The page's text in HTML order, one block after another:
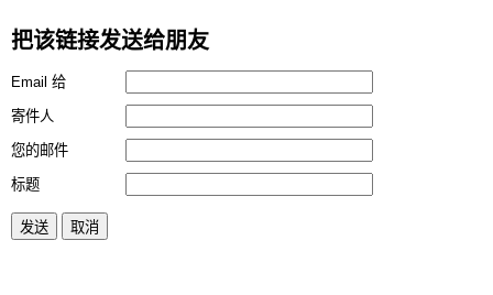
把该链接发送给朋友
Email 给
寄件人
您的邮件
标题
发送 取消